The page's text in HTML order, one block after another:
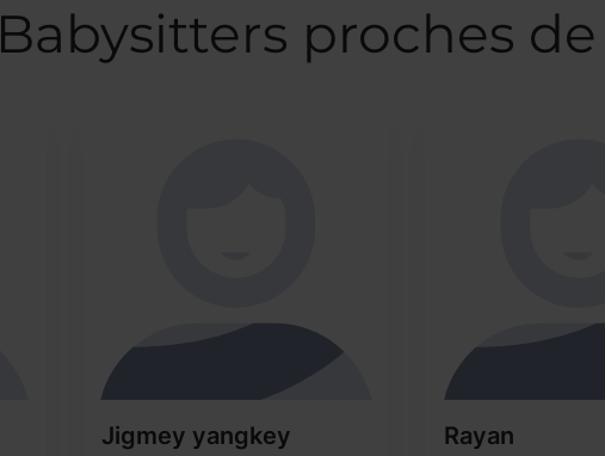
Babysitters proches
Jigmey yangkey Rayan